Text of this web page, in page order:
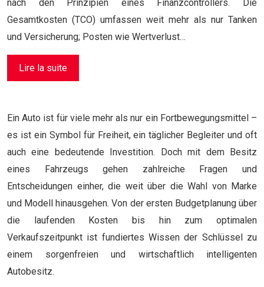
nach den Prinzipien eines Finanzcontrollers. Die
Gesamtkosten (TCO) umfassen weit mehr als nur Tanken
und Versicherung; Posten wie Wertverlust…
Lire la suite
Ein Auto ist für viele mehr als nur ein Fortbewegungsmittel –
es ist ein Symbol für Freiheit, ein täglicher Begleiter und oft
auch eine bedeutende Investition. Doch mit dem Besitz
eines Fahrzeugs gehen zahlreiche Fragen und
Entscheidungen einher, die weit über die Wahl von Marke
und Modell hinausgehen. Von der ersten Budgetplanung über
die laufenden Kosten bis hin zum optimalen
Verkaufszeitpunkt ist fundiertes Wissen der Schlüssel zu
einem sorgenfreien und wirtschaftlich intelligenten
Autobesitz.